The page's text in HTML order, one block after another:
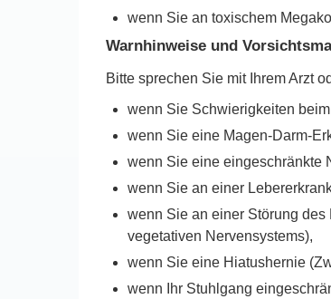
wenn Sie an toxischem
Warnhinweise und
Bitte sprechen Sie mit Ihrem Arzt
wenn Sie Schwierigkeiten
wenn Sie eine Magen-Darm-
wenn Sie eine eingeschränkte
wenn Sie an einer
wenn Sie an einer Störung
vegetativen Nervensystems),
wenn Sie eine Hiatushernie
wenn Ihr Stuhlgang